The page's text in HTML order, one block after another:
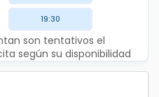
19:30
son tentativos el
según su disponibilidad